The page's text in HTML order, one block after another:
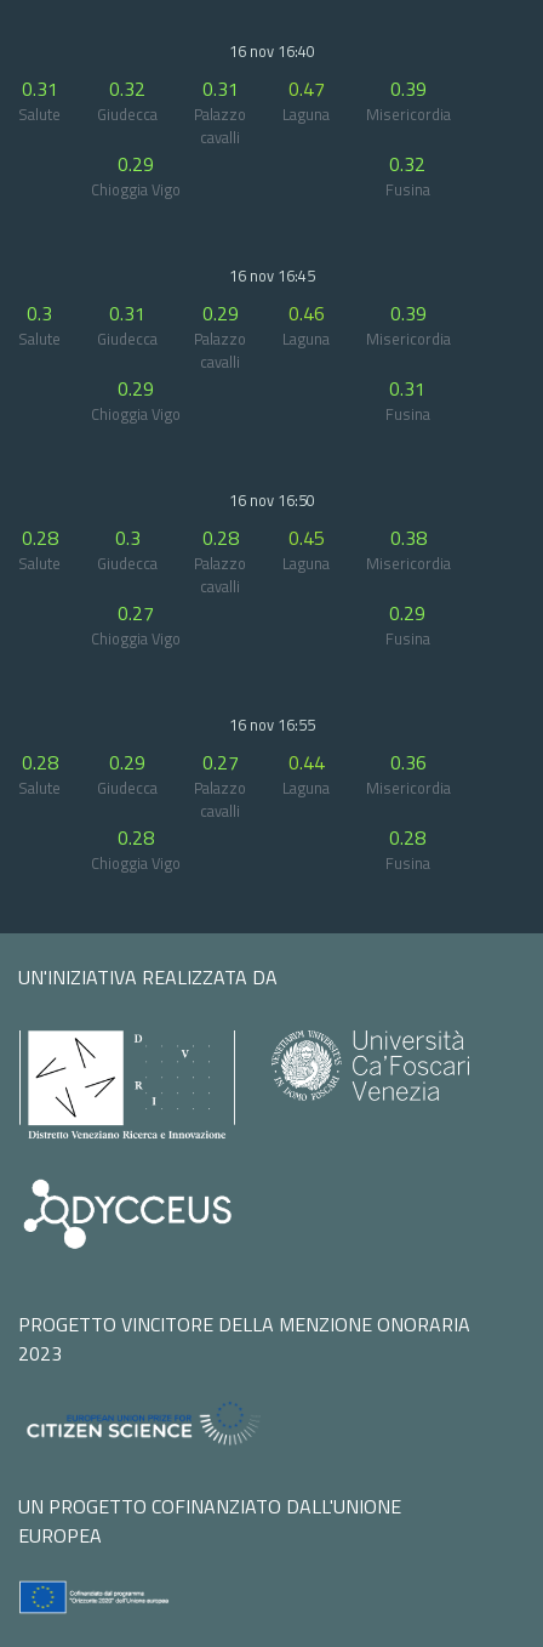
16 nov 16:40
0.31
Salute
0.32
Giudecca
0.31
Palazzo
cavalli
0.47
Laguna
0.39
Misericordia
0.29
Chioggia Vigo
0.32
Fusina
16 nov 16:45
0.3
Salute
0.31
Giudecca
0.29
Palazzo
cavalli
0.46
Laguna
0.39
Misericordia
0.29
Chioggia Vigo
0.31
Fusina
16 nov 16:50
0.28
Salute
0.3
Giudecca
0.28
Palazzo
cavalli
0.45
Laguna
0.38
Misericordia
0.27
Chioggia Vigo
0.29
Fusina
16 nov 16:55
0.28
Salute
0.29
Giudecca
0.27
Palazzo
cavalli
0.44
Laguna
0.36
Misericordia
0.28
Chioggia Vigo
0.28
Fusina
UN'INIZIATIVA REALIZZATA DA
PROGETTO VINCITORE DELLA MENZIONE ONORARIA
2023
UN PROGETTO COFINANZIATO DALL'UNIONE
EUROPEA